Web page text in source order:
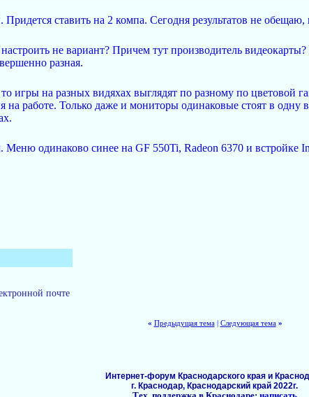
ставить на 2 компа. Сегодня результатов не
не вариант? Причем тут производитель
разная.
то игры на разных видяхах выглядят по разному по цветовой
работе. Только даже и мониторы одинаковые стоят в одну
Меню одинаково синее на GF 550Ti, Radeon 6370 и встройке
почте
« Предыдущая тема| Следующая тема »
Интернет-форум Краснодарского края и
г. Краснодар, Краснодарский край 2022г.